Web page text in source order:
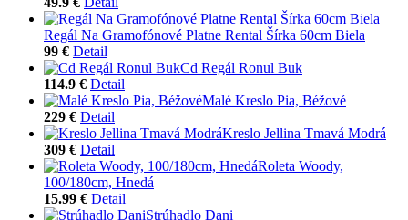
Regál Na Gramofónové Platne Rental Šírka 60cm Biela
99 € Detail
Cd Regál Ronul Buk
114.9 € Detail
Malé Kreslo Pia, Béžové
229 € Detail
Kreslo Jellina Tmavá Modrá
309 € Detail
Roleta Woody,
100/180cm, Hnedá
15.99 € Detail
Strúhadlo Dani